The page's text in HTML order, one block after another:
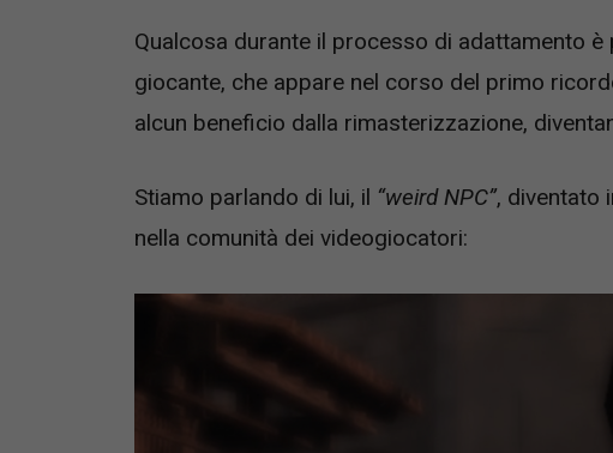
Qualcosa durante il processo di adattamento
giocante, che appare nel corso del primo
alcun beneficio dalla rimasterizzazione,
Stiamo parlando di lui, il “weird NPC”, diventato
nella comunità dei videogiocatori: